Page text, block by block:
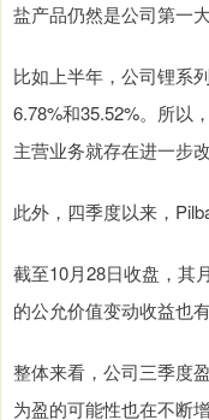
盐产品仍然是公司第一
比如上半年，公司锂系
6.78%和35.52%。所以
主营业务就存在进一步
此外，四季度以来，
截至10月28日收盘，其
的公允价值变动收益也
整体来看，公司三季度
为盈的可能性也在不断增